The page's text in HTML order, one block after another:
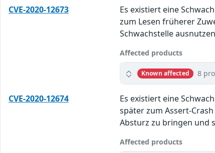
CVE-2020-12673
Es existiert eine
zum Lesen früherer
Schwachstelle
Affected products
Known affected 8
CVE-2020-12674
Es existiert eine
später zum Assert-
Absturz zu bringen und
Affected products